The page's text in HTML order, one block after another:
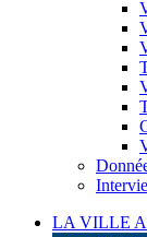
LA VILLE